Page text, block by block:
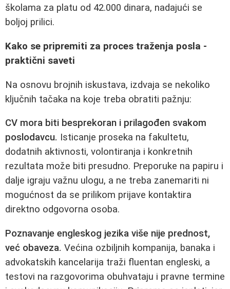
školama za platu od 42.000 dinara, nadajući se
boljoj prilici.
Kako se pripremiti za proces traženja posla -
praktični saveti
Na osnovu brojnih iskustava, izdvaja se nekoliko
ključnih tačaka na koje treba obratiti pažnju:
CV mora biti besprekoran i prilagođen svakom
poslodavcu. Isticanje proseka na fakultetu,
dodatnih aktivnosti, volontiranja i konkretnih
rezultata može biti presudno. Preporuke na papiru i
dalje igraju važnu ulogu, a ne treba zanemariti ni
mogućnost da se prilikom prijave kontaktira
direktno odgovorna osoba.
Poznavanje engleskog jezika više nije prednost,
već obaveza. Većina ozbiljnih kompanija, banaka i
advokatskih kancelarija traži fluentan engleski, a
testovi na razgovorima obuhvataju i pravne termine